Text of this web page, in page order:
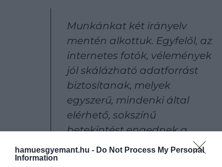
hamuesgyemant.hu - Do Not Process My Personal
Information
Munkánkat két irányelv
mentén alkottuk. Egyfelől, az
internetes fotók, vélemények
jól skálázható adatforrást
biztosítanak, melyek
egyszerű, mindenki által
elérhető, sokszínű
betekintést engednek a
borok világába. Másfelől